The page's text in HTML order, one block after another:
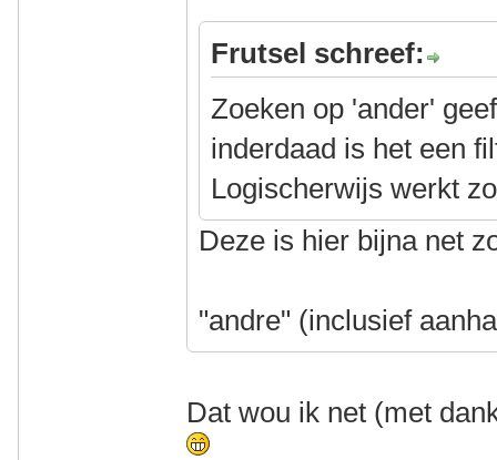
Frutsel schreef:
Zoeken op 'ander'
inderdaad is het een
Logischerwijs werkt
Deze is hier bijna net
"andre" (inclusief
Dat wou ik net (met